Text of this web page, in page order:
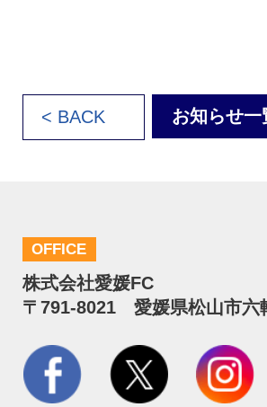
< BACK お知らせ一
OFFICE
株式会社愛媛FC
〒791-8021 愛媛県松山市六